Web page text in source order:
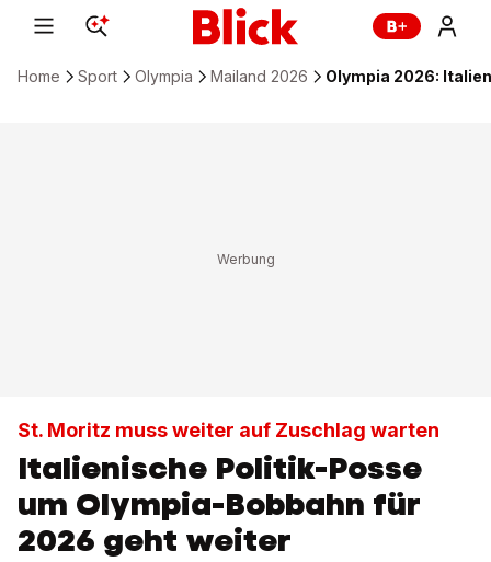
Home Sport Olympia Mailand 2026 Olympia 2026:
St. Moritz muss weiter auf Zuschlag warten
Italienische Politik-Posse
um Olympia-Bobbahn für
2026 geht weiter